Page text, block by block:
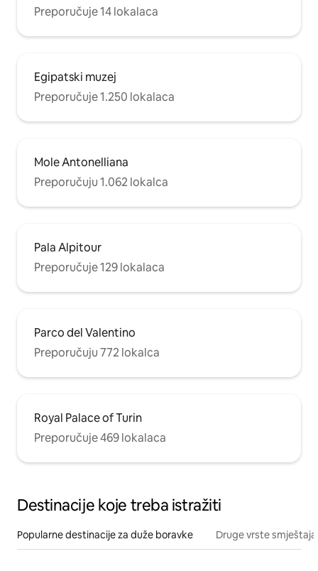
Preporučuje 14 lokalaca
Egipatski muzej
Preporučuje 1.250 lokalaca
Mole Antonelliana
Preporučuju 1.062 lokalca
Pala Alpitour
Preporučuje 129 lokalaca
Parco del Valentino
Preporučuju 772 lokalca
Royal Palace of Turin
Preporučuje 469 lokalaca
Destinacije koje treba istražiti
Popularne destinacije za duže boravke Druge vrste smještaja